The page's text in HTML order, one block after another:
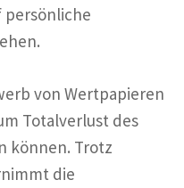
von Wertpapieren
Totalverlust des
können. Trotz
die